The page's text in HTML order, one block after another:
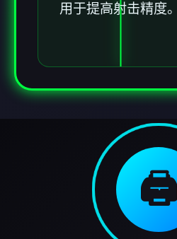
用于提高射击精度。